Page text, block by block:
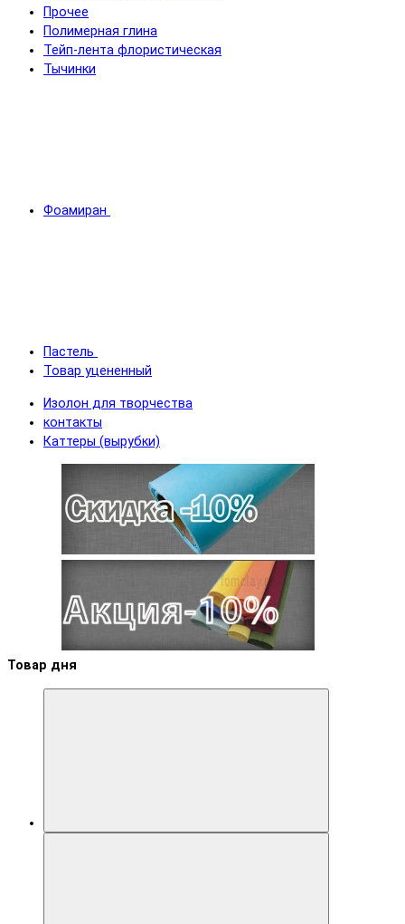
Прочее
Полимерная глина
Тейп-лента флористическая
Тычинки
Фоамиран
Пастель
Товар уцененный
Изолон для творчества
контакты
Каттеры (вырубки)
Товар дня